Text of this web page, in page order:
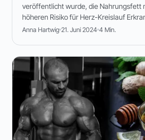
veröffentlicht wurde, die Nahrungsfett
höheren Risiko für Herz-Kreislauf
Anna Hartwig 21. Juni 2024 4 Min.